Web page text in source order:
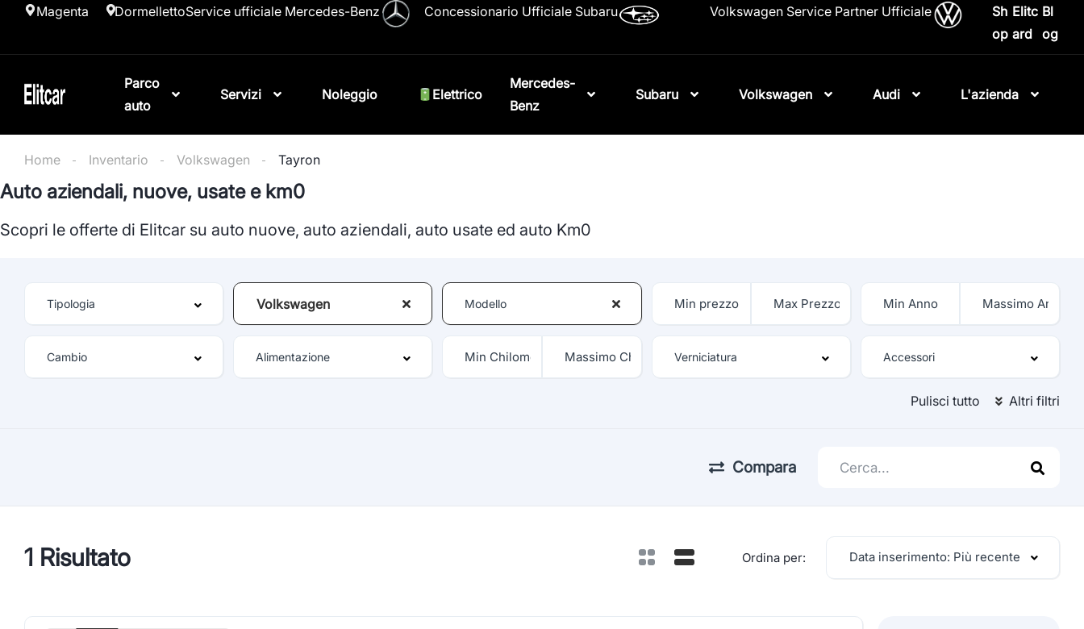
Magenta DormellettoService ufficiale Mercedes-Benz Concessionario Ufficiale Subaru Volkswagen Service Partner Ufficiale
Sh
op
Elitc
ard
Bl
og
Parco
auto
Servizi Noleggio Elettrico
Mercedes-
Benz
Subaru Volkswagen Audi L'azienda
Home Inventario Volkswagen Tayron
Auto aziendali, nuove, usate e km0
Scopri le offerte di Elitcar su auto nuove, auto aziendali, auto usate ed auto Km0
Volkswagen
Pulisci tutto Altri filtri
Compara
1 Risultato Ordina per: Data inserimento: Più recente